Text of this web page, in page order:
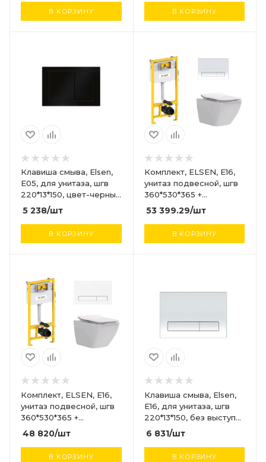
В КОРЗИНУ В КОРЗИНУ
Клавиша смыва, Elsen,
E05, для унитаза, шгв
220*13*150, цвет-черный
матовый
5 238/шт
В КОРЗИНУ
Комплект, ELSEN, E16,
унитаз подвесной, шгв
360*530*365 +
инсталляция + клавиша
смыва, цвет унитаза-
53 399.29/шт
В КОРЗИНУ
Комплект, ELSEN, E16,
унитаз подвесной, шгв
360*530*365 +
инсталляция + клавиша
смыва, цвет унитаза-
48 820/шт
В КОРЗИНУ
Клавиша смыва, Elsen,
E16, для унитаза, шгв
220*13*150, без выступа
кнопки, цвет-хром
6 831/шт
В КОРЗИНУ